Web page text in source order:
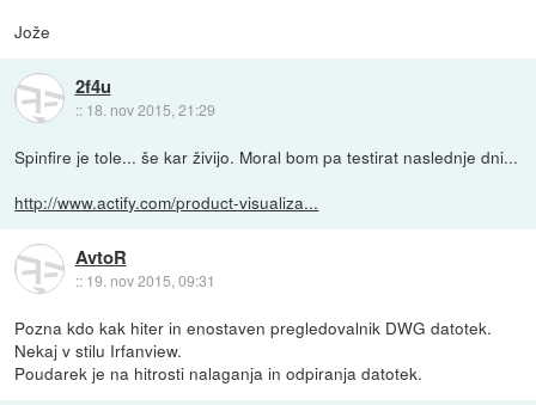
Jože
2f4u
:: 18. nov 2015, 21:29
Spinfire je tole... še kar živijo. Moral bom pa testirat naslednje dni...
http://www.actify.com/product-visualiza...
AvtoR
:: 19. nov 2015, 09:31
Pozna kdo kak hiter in enostaven pregledovalnik DWG datotek.
Nekaj v stilu Irfanview.
Poudarek je na hitrosti nalaganja in odpiranja datotek.